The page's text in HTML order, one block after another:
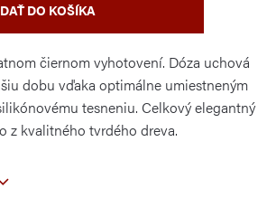
DO KOŠÍKA
čiernom vyhotovení. Dóza uchová
dobu vďaka optimálne umiestneným
tesneniu. Celkový elegantný
z kvalitného tvrdého dreva.